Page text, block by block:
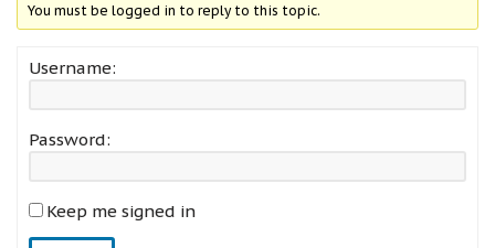
You must be logged in to reply to this topic.
Username:
Password:
Keep me signed in